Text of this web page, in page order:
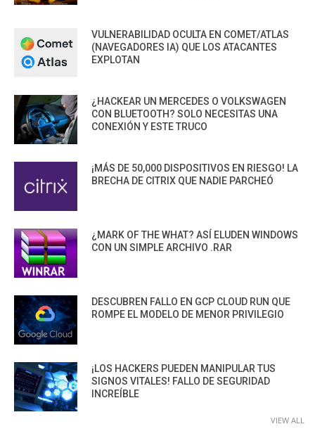
VULNERABILIDAD OCULTA EN COMET/ATLAS
(NAVEGADORES IA) QUE LOS ATACANTES
EXPLOTAN
¿HACKEAR UN MERCEDES O VOLKSWAGEN
CON BLUETOOTH? SOLO NECESITAS UNA
CONEXIÓN Y ESTE TRUCO
¡MÁS DE 50,000 DISPOSITIVOS EN RIESGO! LA
BRECHA DE CITRIX QUE NADIE PARCHEÓ
¿MARK OF THE WHAT? ASÍ ELUDEN WINDOWS
CON UN SIMPLE ARCHIVO .RAR
DESCUBREN FALLO EN GCP CLOUD RUN QUE
ROMPE EL MODELO DE MENOR PRIVILEGIO
¡LOS HACKERS PUEDEN MANIPULAR TUS
SIGNOS VITALES! FALLO DE SEGURIDAD
INCREÍBLE
VIEW ALL